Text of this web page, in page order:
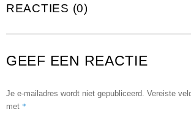
REACTIES (0)
GEEF EEN REACTIE
Je e-mailadres wordt niet gepubliceerd. Vereiste
met *